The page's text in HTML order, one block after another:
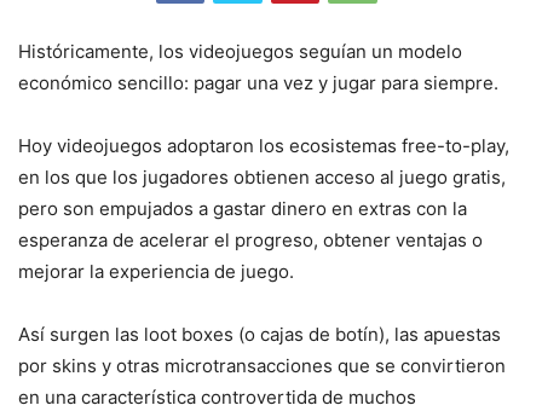
Históricamente, los videojuegos seguían un modelo
económico sencillo: pagar una vez y jugar para siempre.
Hoy videojuegos adoptaron los ecosistemas free-to-play,
en los que los jugadores obtienen acceso al juego gratis,
pero son empujados a gastar dinero en extras con la
esperanza de acelerar el progreso, obtener ventajas o
mejorar la experiencia de juego.
Así surgen las loot boxes (o cajas de botín), las apuestas
por skins y otras microtransacciones que se convirtieron
en una característica controvertida de muchos